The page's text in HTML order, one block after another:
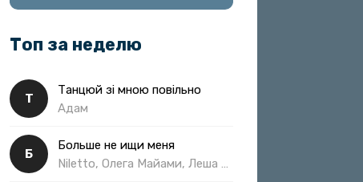
Топ за неделю
Т
Танцюй зі мною повільно
Адам
Б
Больше не ищи меня